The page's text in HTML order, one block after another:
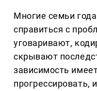
Многие семьи
справиться с
уговаривают,
скрывают
зависимость
прогрессировать,